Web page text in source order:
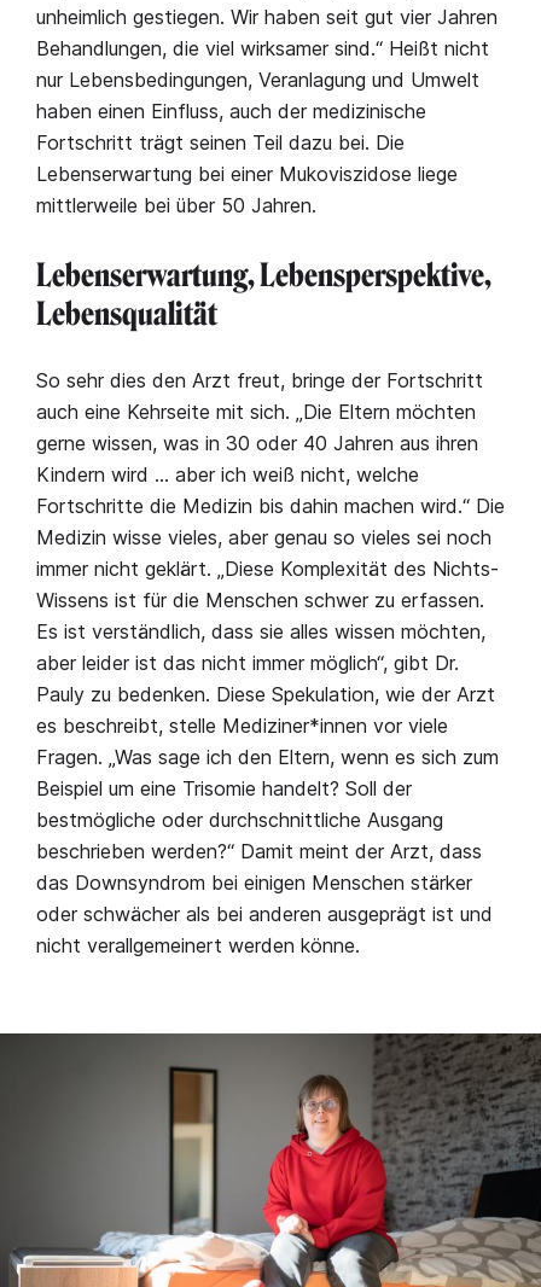
unheimlich gestiegen. Wir haben seit gut vier Jahren
Behandlungen, die viel wirksamer sind.“ Heißt nicht
nur Lebensbedingungen, Veranlagung und Umwelt
haben einen Einfluss, auch der medizinische
Fortschritt trägt seinen Teil dazu bei. Die
Lebenserwartung bei einer Mukoviszidose liege
mittlerweile bei über 50 Jahren.
Lebenserwartung, Lebensperspektive,
Lebensqualität
So sehr dies den Arzt freut, bringe der Fortschritt
auch eine Kehrseite mit sich. „Die Eltern möchten
gerne wissen, was in 30 oder 40 Jahren aus ihren
Kindern wird … aber ich weiß nicht, welche
Fortschritte die Medizin bis dahin machen wird.“ Die
Medizin wisse vieles, aber genau so vieles sei noch
immer nicht geklärt. „Diese Komplexität des Nichts-
Wissens ist für die Menschen schwer zu erfassen.
Es ist verständlich, dass sie alles wissen möchten,
aber leider ist das nicht immer möglich“, gibt Dr.
Pauly zu bedenken. Diese Spekulation, wie der Arzt
es beschreibt, stelle Mediziner*innen vor viele
Fragen. „Was sage ich den Eltern, wenn es sich zum
Beispiel um eine Trisomie handelt? Soll der
bestmögliche oder durchschnittliche Ausgang
beschrieben werden?“ Damit meint der Arzt, dass
das Downsyndrom bei einigen Menschen stärker
oder schwächer als bei anderen ausgeprägt ist und
nicht verallgemeinert werden könne.